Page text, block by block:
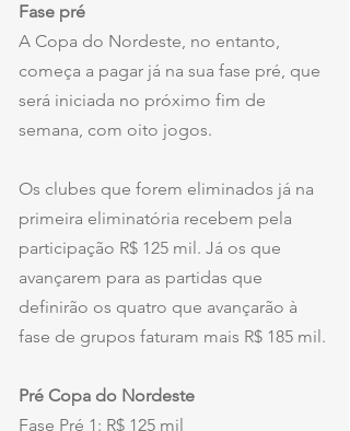
Fase pré
A Copa do Nordeste, no entanto,
começa a pagar já na sua fase pré, que
será iniciada no próximo fim de
semana, com oito jogos.
Os clubes que forem eliminados já na
primeira eliminatória recebem pela
participação R$ 125 mil. Já os que
avançarem para as partidas que
definirão os quatro que avançarão à
fase de grupos faturam mais R$ 185 mil.
Pré Copa do Nordeste
Fase Pré 1: R$ 125 mil